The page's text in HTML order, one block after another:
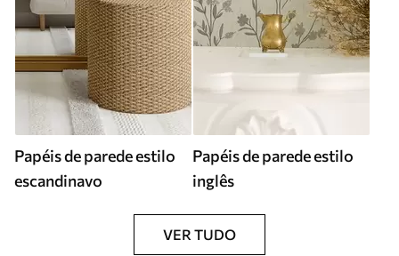
Papéis de parede estilo
escandinavo
Papéis de parede estilo
inglês
VER TUDO